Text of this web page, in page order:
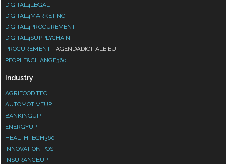
DIGITAL4LEGAL
DIGITAL4MARKETING
DIGITAL4PROCUREMENT
DIGITAL4SUPPLYCHAIN
PROCUREMENT
AGENDADIGITALE.EU
PEOPLE&CHANGE360
Industry
AGRIFOOD.TECH
AUTOMOTIVEUP
BANKINGUP
ENERGYUP
HEALTHTECH360
INNOVATION POST
INSURANCEUP